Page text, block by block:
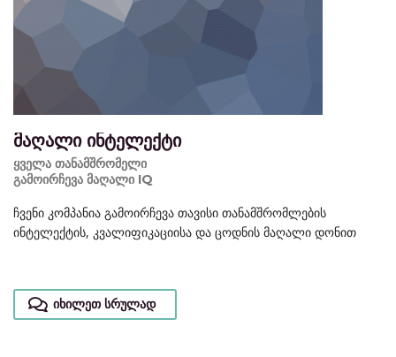
მაღალი ინტელექტი
ყველა თანამშრომელი
გამოირჩევა მაღალი IQ
ჩვენი კომპანია გამოირჩევა თავისი თანამშრომლების
ინტელექტის, კვალიფიკაციისა და ცოდნის მაღალი დონით
იხილეთ სრულად